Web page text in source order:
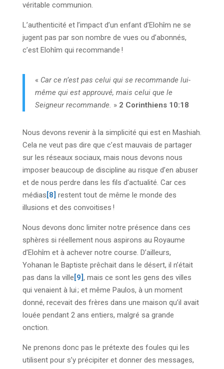
véritable communion.
L’authenticité et l’impact d’un enfant d’Elohîm ne se
jugent pas par son nombre de vues ou d’abonnés,
c’est Elohîm qui recommande !
« Car ce n’est pas celui qui se recommande lui-
même qui est approuvé, mais celui que le
Seigneur recommande. » 2 Corinthiens 10:18
Nous devons revenir à la simplicité qui est en Mashiah.
Cela ne veut pas dire que c’est mauvais de partager
sur les réseaux sociaux, mais nous devons nous
imposer beaucoup de discipline au risque d’en abuser
et de nous perdre dans les fils d’actualité. Car ces
médias [8] restent tout de même le monde des
illusions et des convoitises !
Nous devons donc limiter notre présence dans ces
sphères si réellement nous aspirons au Royaume
d’Elohîm et à achever notre course. D’ailleurs,
Yohanan le Baptiste prêchait dans le désert, il n’était
pas dans la ville [9] , mais ce sont les gens des villes
qui venaient à lui ; et même Paulos, à un moment
donné, recevait des frères dans une maison qu’il avait
louée pendant 2 ans entiers, malgré sa grande
onction.
Ne prenons donc pas le prétexte des foules qui les
utilisent pour s’y précipiter et donner des messages,